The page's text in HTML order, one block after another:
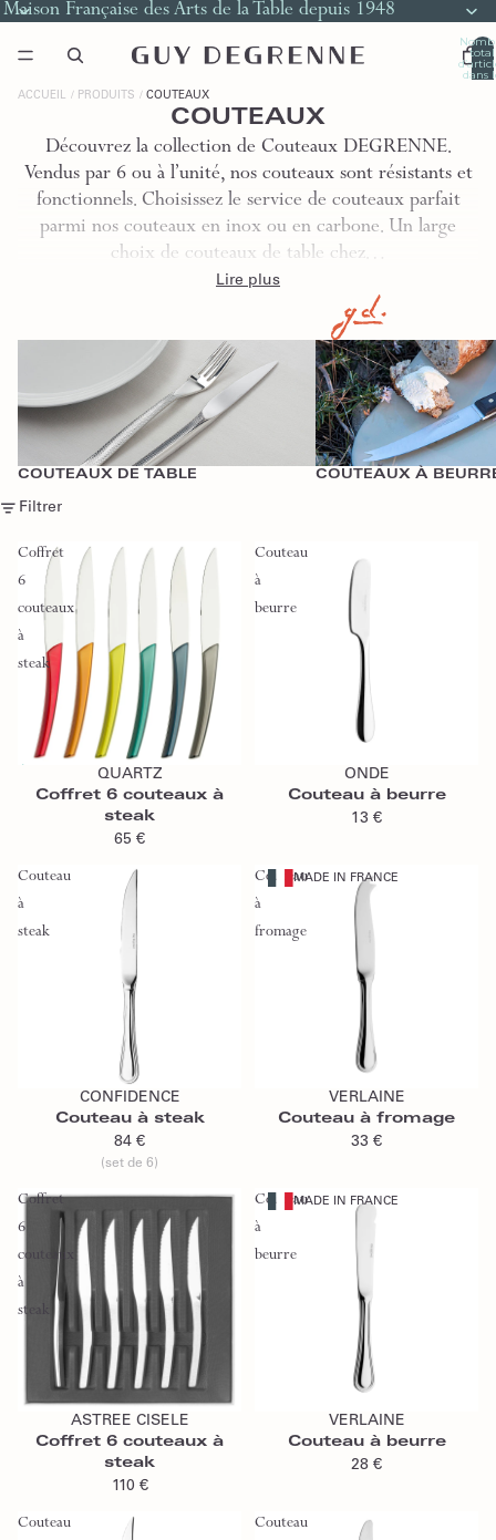
Maison Française des Arts de la Table depuis 1948
total
dans
ACCUEIL PRODUITS COUTEAUX
COUTEAUX
Découvrez la collection de Couteaux DEGRENNE.
Vendus par 6 ou à l’unité, nos couteaux sont résistants et
fonctionnels. Choisissez le service de couteaux parfait
parmi nos couteaux en inox ou en carbone. Un large
choix de couteaux de table chez…
Lire plus
COUTEAUX DE TABLE
Couteaux à Beurre
COUTEAUX À
Filtrer
Coffret
6
couteaux
à
steak
Épuisé
QUARTZ
Coffret 6 couteaux à
steak
65 €
Couteau
à
beurre
Ajouter au panier
ONDE
Couteau à beurre
13 €
Couteau
à
steak
Ajouter au panier
CONFIDENCE
Couteau à steak
84 €
(set de 6)
Couteau
à
fromage
MADE IN FRANCE
Ajouter au panier
VERLAINE
Couteau à fromage
33 €
Coffret
6
couteaux
à
steak
Ajouter au panier
ASTREE CISELE
Coffret 6 couteaux à
steak
110 €
Couteau
à
beurre
MADE IN FRANCE
Ajouter au panier
VERLAINE
Couteau à beurre
28 €
Couteau
Couteau